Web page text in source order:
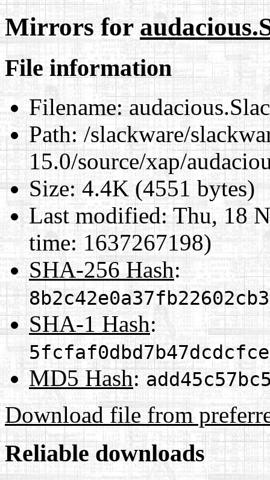
Mirrors for
File information
Filename:
Path:/slackware/
15.0/source/xap/
Size:4.4K (4551 bytes)
Last modified:Thu, 18
time: 1637267198)
SHA-256 Hash:
SHA-1 Hash:
MD5 Hash:
Download file from
Reliable downloads